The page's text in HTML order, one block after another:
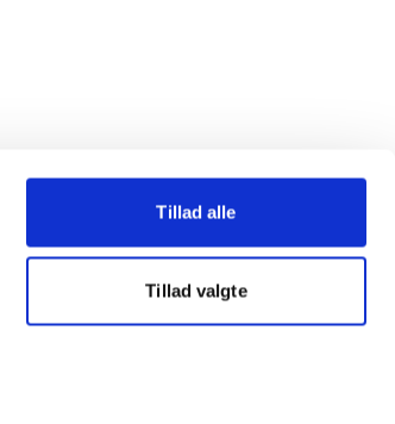
Tillad alle
Tillad valgte